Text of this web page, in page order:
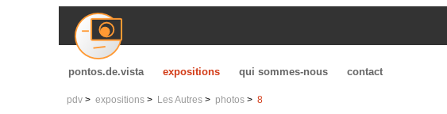
pontos.de.vista expositions qui sommes-nous contact
pdv expositions Les Autres photos 8